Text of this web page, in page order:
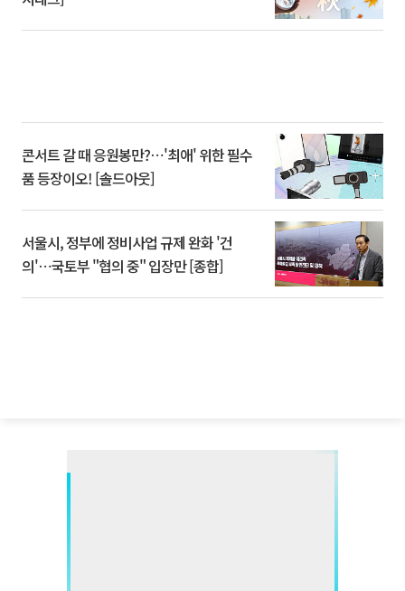
콘서트 갈 때 응원봉만?⋯'최애' 위한 필수
품 등장이오! [솔드아웃]
서울시, 정부에 정비사업 규제 완화 '건
의'⋯국토부 "협의 중" 입장만 [종합]